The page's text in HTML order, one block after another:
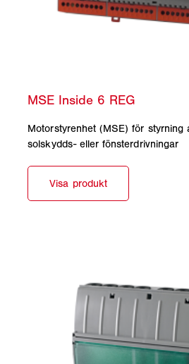
Motorstyrenhet (MSE) för styrning
solskydds- eller fönsterdrivningar